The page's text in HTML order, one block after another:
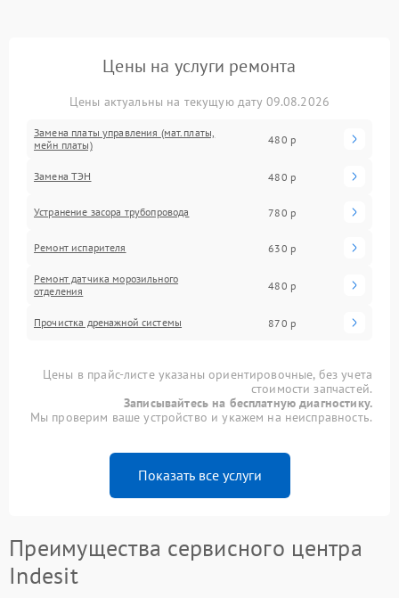
Цены на услуги ремонта
Цены актуальны на текущую дату 09.08.2026
Замена платы управления (мат.платы,
мейн платы)
480 р
Замена ТЭН 480 р
Устранение засора трубопровода 780 р
Ремонт испарителя 630 р
Ремонт датчика морозильного
отделения
480 р
Прочистка дренажной системы 870 р
Цены в прайс-листе указаны ориентировочные, без учета
стоимости запчастей.
Записывайтесь на бесплатную диагностику.
Мы проверим ваше устройство и укажем на неисправность.
Показать все услуги
Преимущества сервисного центра
Indesit